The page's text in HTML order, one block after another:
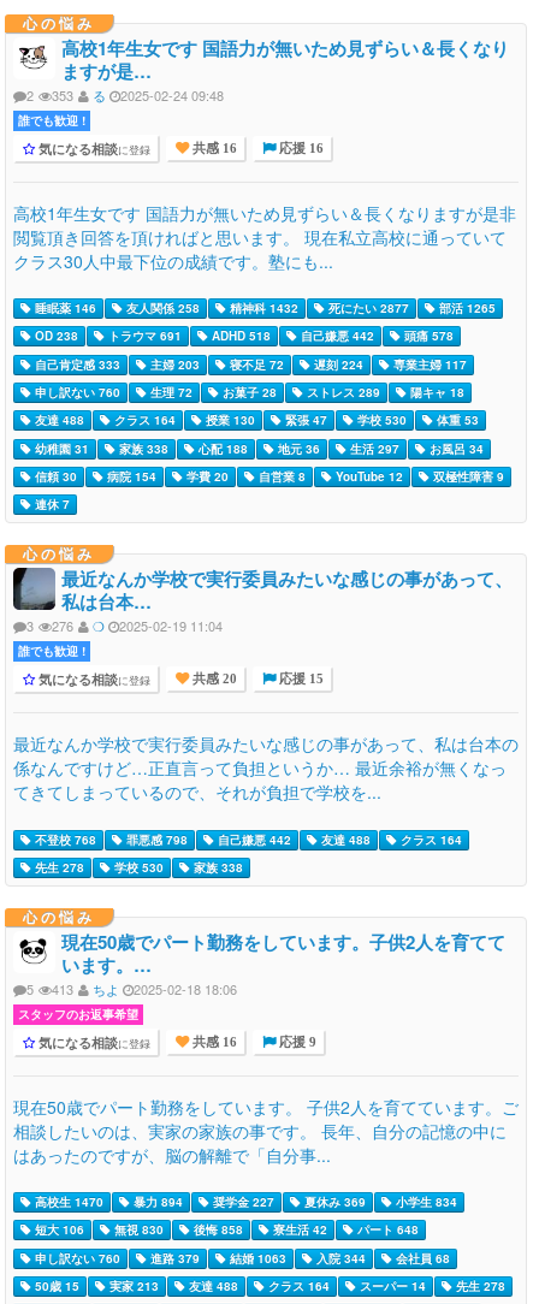
心の悩み
高校1年生女です 国語力が無いため見ずらい＆長くなり
ますが是…
2 353 る 2025-02-24 09:48
誰でも歓迎 !
気になる相談に登録 共感 16 応援 16
高校1年生女です 国語力が無いため見ずらい＆長くなりますが是非
閲覧頂き回答を頂ければと思います。 現在私立高校に通っていて
クラス30人中最下位の成績です。塾にも...
睡眠薬 146 友人関係 258 精神科 1432 死にたい 2877
部活 1265
OD 238
トラウマ 691 ADHD 518 自己嫌悪 442
頭痛 578
自己肯定感 333
主婦 203 寝不足 72 遅刻 224
専業主婦 117
申し訳ない 760
生理 72 お菓子 28 ストレス 289
陽キャ 18
友達 488
クラス 164 授業 130 緊張 47 学校 530
体重 53
幼稚園 31
家族 338 心配 188 地元 36 生活 297
お風呂 34
信頼 30
病院 154 学費 20 自営業 8 YouTube 12
双極性障害 9
連休 7
心の悩み
最近なんか学校で実行委員みたいな感じの事があって、
私は台本…
3 276 ❍ 2025-02-19 11:04
誰でも歓迎 !
気になる相談に登録 共感 20 応援 15
最近なんか学校で実行委員みたいな感じの事があって、私は台本の
係なんですけど…正直言って負担というか… 最近余裕が無くなっ
てきてしまっているので、それが負担で学校を...
不登校 768 罪悪感 798 自己嫌悪 442 友達 488
クラス 164
先生 278
学校 530 家族 338
心の悩み
現在50歳でパート勤務をしています。子供2人を育てて
います。…
5 413 ちよ 2025-02-18 18:06
スタッフのお返事希望
気になる相談に登録 共感 16 応援 9
現在50歳でパート勤務をしています。 子供2人を育てています。ご
相談したいのは、実家の家族の事です。 長年、自分の記憶の中に
はあったのですが、脳の解離で「自分事...
高校生 1470 暴力 894 奨学金 227 夏休み 369
小学生 834
短大 106
無視 830 後悔 858 寮生活 42
パート 648
申し訳ない 760
進路 379 結婚 1063 入院 344
会社員 68
50歳 15
実家 213 友達 488 クラス 164 スーパー 14
先生 278